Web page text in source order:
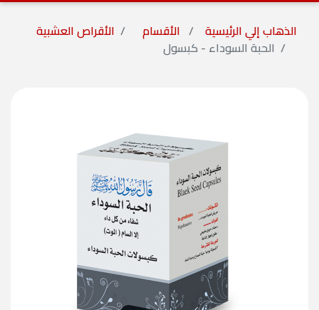
الذهاب إلي الرئيسية الأقسام
الأقراص العشبية
الحبة السوداء - كبسول